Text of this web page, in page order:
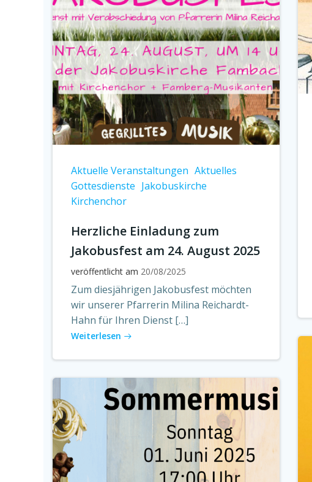
Aktuelle Veranstaltungen Aktuelles
Gottesdienste Jakobuskirche
Kirchenchor
Herzliche Einladung zum
Jakobusfest am 24. August 2025
veröffentlicht am 20/08/2025
Zum diesjährigen Jakobusfest möchten
wir unserer Pfarrerin Milina Reichardt-
Hahn für Ihren Dienst […]
Weiterlesen